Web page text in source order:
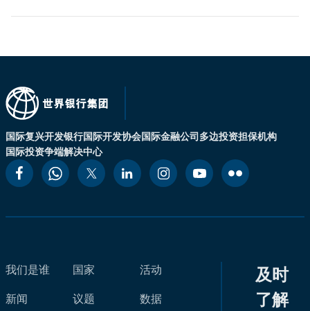
国际复兴开发银行国际开发协会国际金融公司多边投资担保机构
国际投资争端解决中心
我们是谁
新闻
国家
议题
活动
数据
及时
了解